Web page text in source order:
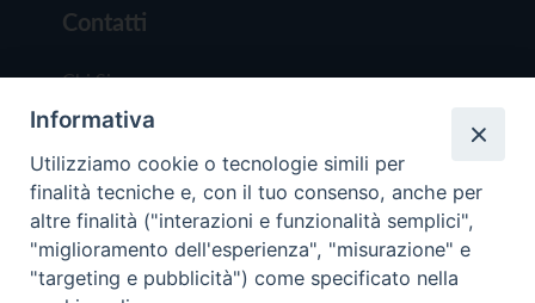
Contatti
Chi Siamo
Redazione
Scrivici
Informativa
Utilizziamo cookie o tecnologie simili per
finalità tecniche e, con il tuo consenso, anche per
altre finalità ("interazioni e funzionalità semplici",
"miglioramento dell'esperienza", "misurazione" e
"targeting e pubblicità") come specificato nella